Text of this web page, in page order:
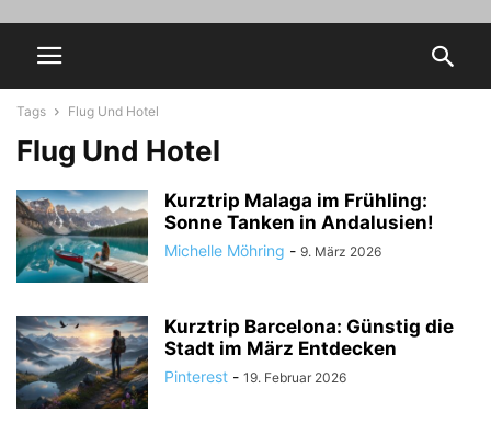
Tags Flug Und Hotel
Flug Und Hotel
Kurztrip Malaga im Frühling:
Sonne Tanken in Andalusien!
Michelle Möhring - 9. März 2026
Kurztrip Barcelona: Günstig die
Stadt im März Entdecken
Pinterest - 19. Februar 2026